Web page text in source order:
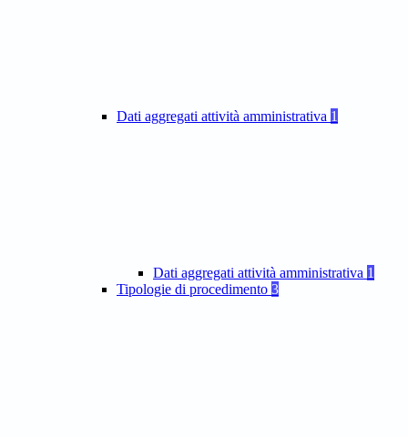
Dati aggregati attività amministrativa 1
Dati aggregati attività amministrativa 1
Tipologie di procedimento 3